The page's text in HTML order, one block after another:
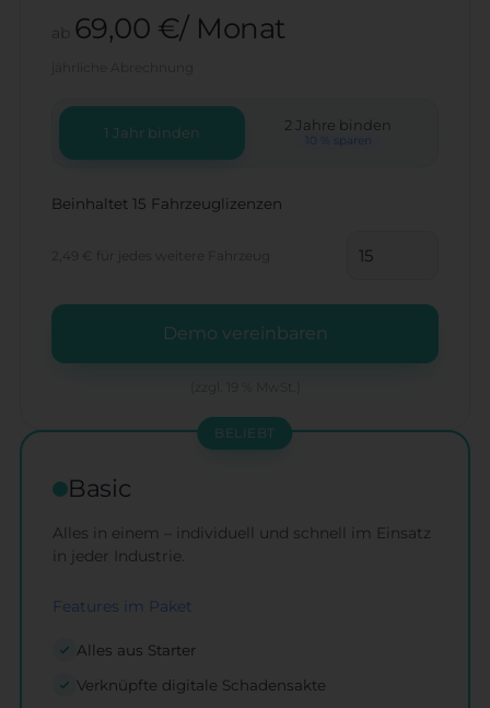
ab 69,00 €/ Monat
1 Jahr binden 2 Jahre binden
10 % sparen
Beinhaltet 15 Fahrzeuglizenzen
2,49 € für jedes weitere Fahrzeug
Demo vereinbaren
BELIEBT
Basic
Alles in einem – individuell und schnell im Einsatz
in jeder Industrie.
Features im Paket
Alles aus Starter
Verknüpfte digitale Schadensakte